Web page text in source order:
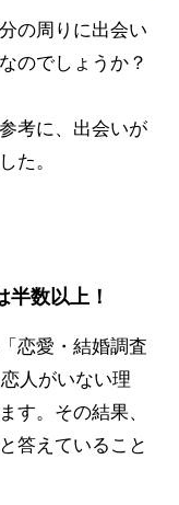
の周りに出会い
のでしょうか？
考に、出会いが
た。
半数以上！
恋愛・結婚調査
人がいない理
す。その結果、
答えていること